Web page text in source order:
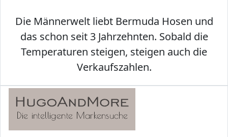
Die Männerwelt liebt Bermuda Hosen und
das schon seit 3 Jahrzehnten. Sobald die
Temperaturen steigen, steigen auch die
Verkaufszahlen.